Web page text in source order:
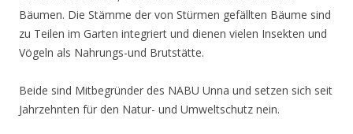
Bäumen. Die Stämme der von Stürmen gefällten Bäume sind
zu Teilen im Garten integriert und dienen vielen Insekten und
Vögeln als Nahrungs-und Brutstätte.
Beide sind Mitbegründer des NABU Unna und setzen sich seit
Jahrzehnten für den Natur- und Umweltschutz nein.